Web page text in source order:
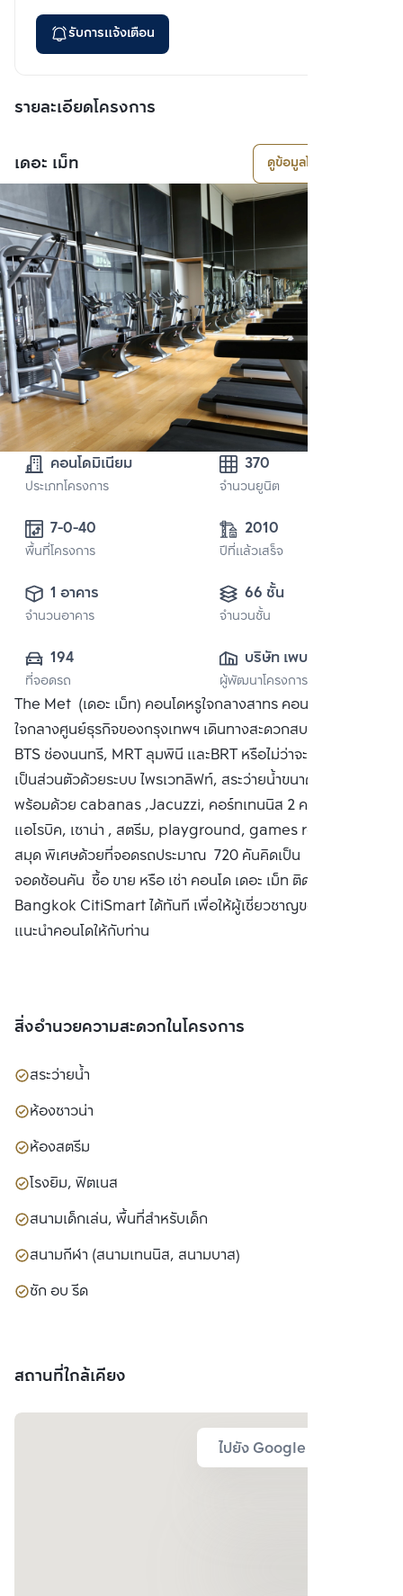
รับการแจ้งเตือน
รายละเอียดโครงการ
เดอะ เม็ท ดูข้อมูลโครงการ
คอนโดมิเนียม
ประเภทโครงการ
370
จำนวนยูนิต
7-0-40
พื้นที่โครงการ
2010
ปีที่แล้วเสร็จ
1 อาคาร
จำนวนอาคาร
66 ชั้น
จำนวนชั้น
194
ที่จอดรถ
บริษัท เพบเพิล เบ
(ประเทศไทย) จำกัด
ผู้พัฒนาโครงการ
The Met (เดอะ เม็ท) คอนโดหรูใจกลางสาทร คอนโดสูง 66 ชั้น
ใจกลางศูนย์ธุรกิจของกรุงเทพฯ เดินทางสะดวกสบายสู่รถไฟฟ้า
BTS ช่องนนทรี, MRT ลุมพินี และBRT หรือไม่ว่าจะเป็นทางด่วน
เป็นส่วนตัวด้วยระบบ ไพรเวทลิฟท์, สระว่ายน้ำขนาด 50 เมตร
พร้อมด้วย cabanas ,Jacuzzi, คอร์ทเทนนิส 2 คอร์ท, ห้อง
แอโรบิค, เซาน่า , สตรีม, playground, games room, ห้อง
สมุด พิเศษด้วยที่จอดรถประมาณ 720 คันคิดเป็น 194% ไม่รวม
จอดซ้อนคัน ซื้อ ขาย หรือ เช่า คอนโด เดอะ เม็ท ติดต่อหาเรา
Bangkok CitiSmart ได้ทันที เพื่อให้ผู้เชี่ยวชาญของเราได้
แนะนำคอนโดให้กับท่าน
สิ่งอำนวยความสะดวกในโครงการ
สระว่ายน้ำ
ห้องซาวน่า
ห้องสตรีม
โรงยิม, ฟิตเนส
สนามเด็กเล่น, พื้นที่สำหรับเด็ก
สนามกีฬา (สนามเทนนิส, สนามบาส)
ซัก อบ รีด
สถานที่ใกล้เคียง
ไปยัง Google Map